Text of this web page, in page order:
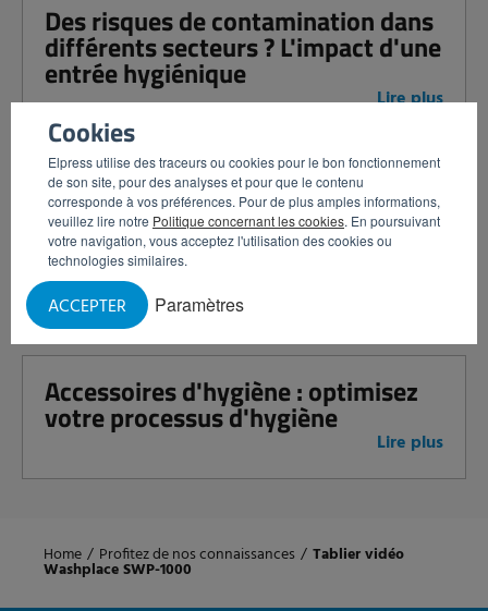
Cookies
Elpress utilise des traceurs ou cookies pour le bon fonctionnement
de son site, pour des analyses et pour que le contenu
corresponde à vos préférences. Pour de plus amples informations,
veuillez lire notre Politique concernant les cookies. En poursuivant
votre navigation, vous acceptez l'utilisation des cookies ou
technologies similaires.
Paramètres
ACCEPTER
Des risques de contamination dans
différents secteurs ? L'impact d'une
entrée hygiénique
Lire plus
Plus forts ensemble dans le
contrôle de la contamination :
Elpress et JASM unissent leurs
forces
Accessoires d'hygiène : optimisez
votre processus d'hygiène
Lire plus
Home / Profitez de nos connaissances / Tablier vidéo
Washplace SWP-1000